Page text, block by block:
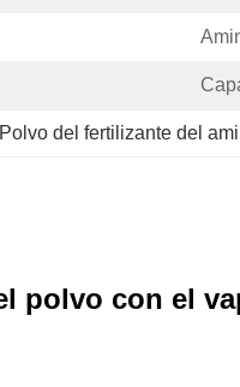
Polvo del fertilizante del
polvo con el